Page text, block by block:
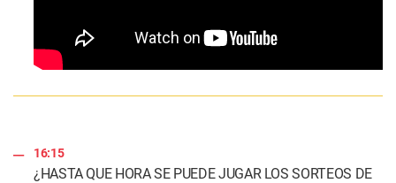
16:15
¿HASTA QUE HORA SE PUEDE JUGAR LOS SORTEOS DE